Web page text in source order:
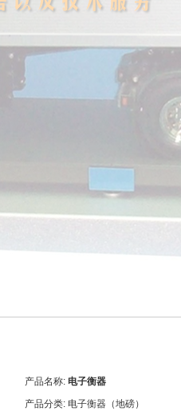
产品名称: 电子衡器
产品分类: 电子衡器（地磅）